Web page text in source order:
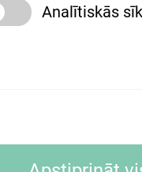
un
Analītiskās
ir mazas